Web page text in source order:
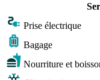
Prise électrique
Bagage
Nourriture et